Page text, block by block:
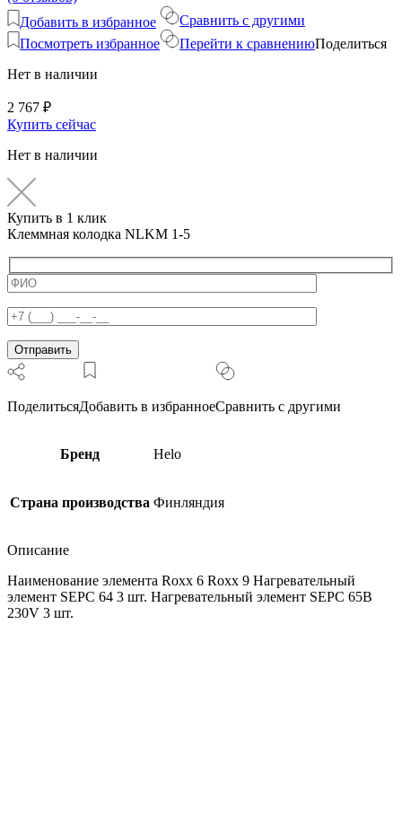
Добавить в избранное
Посмотреть избранное
Сравнить с другими
Перейти к сравнениюПоделиться
Нет в наличии
2 767 ₽
Купить сейчас
Нет в наличии
Купить в 1 клик
Клеммная колодка NLKM 1-5
ПоделитьсяДобавить в избранноеСравнить с другими
Бренд Helo
Страна производства Финляндия
Описание
Наименование элемента Roxx 6 Roxx 9 Нагревательный
элемент SEPC 64 3 шт. Нагревательный элемент SEPC 65B
230V 3 шт.